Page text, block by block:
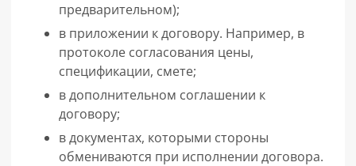
предварительном);
в приложении к договору. Например, в
протоколе согласования цены,
спецификации, смете;
в дополнительном соглашении к
договору;
в документах, которыми стороны
обмениваются при исполнении договора.